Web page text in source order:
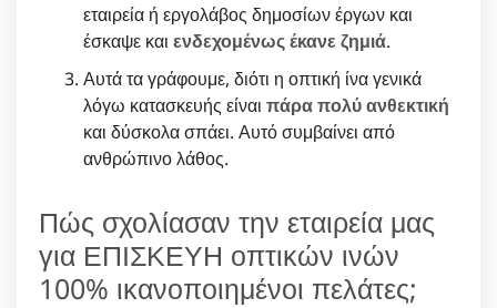
εταιρεία ή εργολάβος δημοσίων έργων και
έσκαψε και ενδεχομένως έκανε ζημιά.
Αυτά τα γράφουμε, διότι η οπτική ίνα γενικά
λόγω κατασκευής είναι πάρα πολύ ανθεκτική
και δύσκολα σπάει. Αυτό συμβαίνει από
ανθρώπινο λάθος.
Πώς σχολίασαν την εταιρεία μας
για ΕΠΙΣΚΕΥΗ οπτικών ινών
100% ικανοποιημένοι πελάτες;